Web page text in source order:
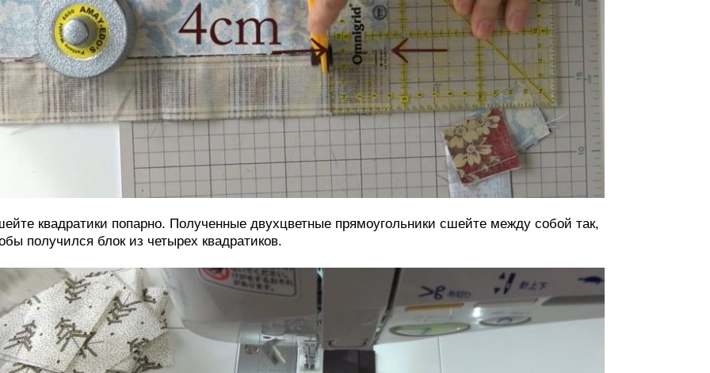
квадратики попарно. Полученные двухцветные прямоугольники сшейте между собой так,
получился блок из четырех квадратиков.